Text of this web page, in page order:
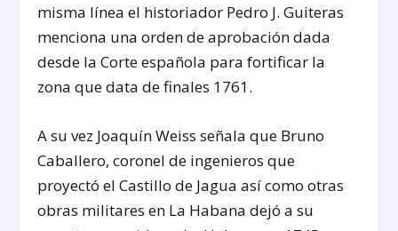
misma línea el historiador Pedro J. Guiteras
menciona una orden de aprobación dada
desde la Corte española para fortificar la
zona que data de finales 1761.
A su vez Joaquín Weiss señala que Bruno
Caballero, coronel de ingenieros que
proyectó el Castillo de Jagua así como otras
obras militares en La Habana dejó a su